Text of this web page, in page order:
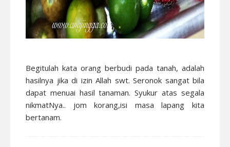
Begitulah kata orang berbudi pada tanah, adalah
hasilnya jika di izin Allah swt. Seronok sangat bila
dapat menuai hasil tanaman. Syukur atas segala
nikmatNya.. jom korang,isi masa lapang kita
bertanam.